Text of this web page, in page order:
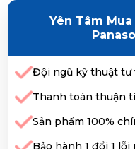
Yên Tâm
Đội ngũ kỹ thuật tư
Thanh toán thuận
Sản phẩm 100%
Bảo hành 1 đổi 1 lỗi